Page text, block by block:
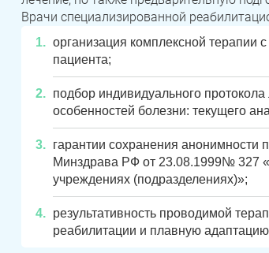
Врачи специализированной
организация комплексной терапии
пациента;
подбор индивидуального
особенностей болезни: текущего
гарантии сохранения анонимности
Минздрава РФ от 23.08.1999№ 327
учреждениях (подразделениях)»;
результативность проводимой
реабилитации и плавную
Миасс Златоуст